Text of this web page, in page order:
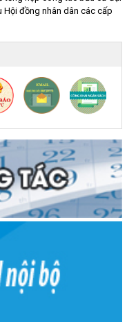
Hội đồng nhân dân các cấp